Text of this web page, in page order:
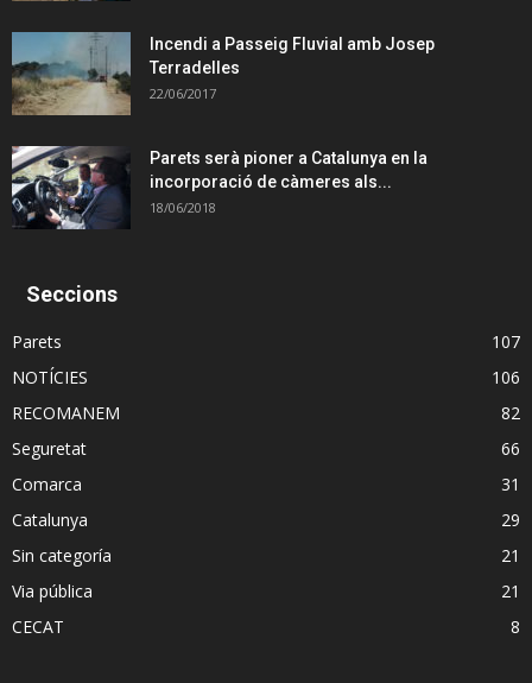
Incendi a Passeig Fluvial amb Josep
Terradelles
22/06/2017
Parets serà pioner a Catalunya en la
incorporació de càmeres als...
18/06/2018
Seccions
Parets
107
NOTÍCIES
106
RECOMANEM
82
Seguretat
66
Comarca
31
Catalunya
29
Sin categoría
21
Via pública
21
CECAT
8